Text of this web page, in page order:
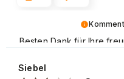
Besten Dank für Ihre
machen. Mit freundlichen
Siebel